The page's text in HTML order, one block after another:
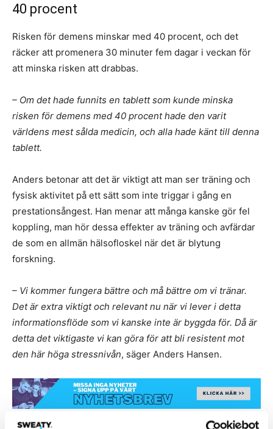
40 procent
Risken för demens minskar med 40 procent, och det
räcker att promenera 30 minuter fem dagar i veckan för
att minska risken att drabbas.
– Om det hade funnits en tablett som kunde minska
risken för demens med 40 procent hade den varit
världens mest sålda medicin, och alla hade känt till denna
tablett.
Anders betonar att det är viktigt att man ser träning och
fysisk aktivitet på ett sätt som inte triggar i gång en
prestationsångest. Han menar att många kanske gör fel
koppling, man hör dessa effekter av träning och avfärdar
de som en allmän hälsofloskel när det är blytung
forskning.
– Vi kommer fungera bättre och må bättre om vi tränar.
Det är extra viktigt och relevant nu när vi lever i detta
informationsflöde som vi kanske inte är byggda för. Då är
detta det viktigaste vi kan göra för att bli resistent mot
den här höga stressnivån, säger Anders Hansen.